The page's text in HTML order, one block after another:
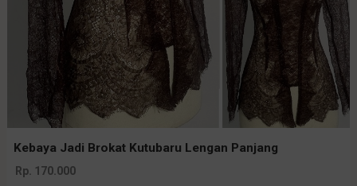
Kebaya Jadi Brokat Kutubaru Lengan Panjang
Rp. 170.000